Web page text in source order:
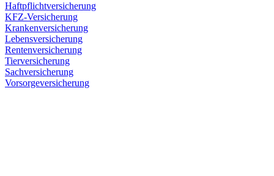
Haftpflichtversicherung
KFZ-Versicherung
Krankenversicherung
Lebensversicherung
Rentenversicherung
Tierversicherung
Sachversicherung
Vorsorgeversicherung